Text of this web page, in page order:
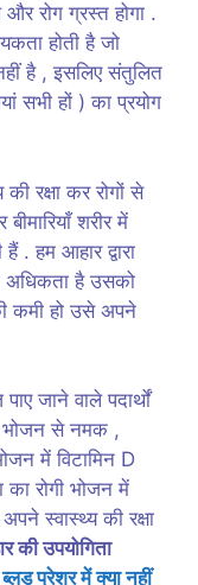
और रोग ग्रस्त होगा .
होती है जो
है , इसलिए संतुलित
सभी हों ) का प्रयोग
रक्षा कर रोगों से
शरीर में
. हम आहार द्वारा
है उसको
कमी हो उसे अपने
जाने वाले पदार्थों
भोजन से नमक ,
में विटामिन D
का रोगी भोजन में
स्वास्थ्य की रक्षा
की उपयोगिता
ब्लड प्रेशर में क्या नहीं